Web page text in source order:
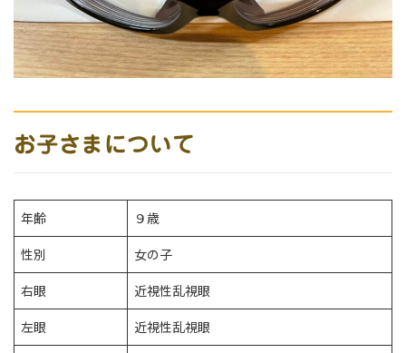
お子さまについて
年齢
９歳
性別
女の子
右眼
近視性乱視眼
左眼
近視性乱視眼